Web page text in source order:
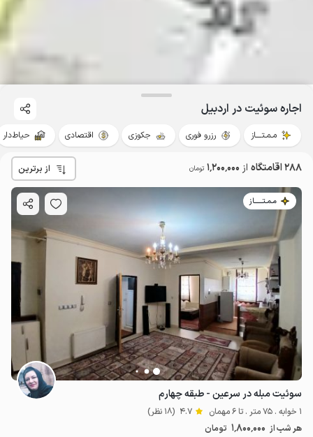
اجاره سوئیت در اردبیل
مـمـتــــاز رزرو فوری جکوزی اقتصادی حیاط‌دار
288 اقامتگاه از 1٬200٬000 تومان از برترین
مـمـتــــــاز
سوئیت مبله در سرعین - طبقه چهارم
1 خوابه . 75 متر . تا 6 مهمان 4.7 (18 نظر)
هر شب از 1٬800٬000 تومان